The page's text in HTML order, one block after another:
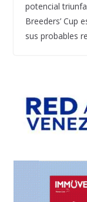
potencial
Breeders’ Cup
sus probables